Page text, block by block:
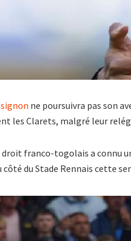
ne poursuivra pas son
les Clarets, malgré leur
franco-togolais a connu
côté du Stade Rennais cette